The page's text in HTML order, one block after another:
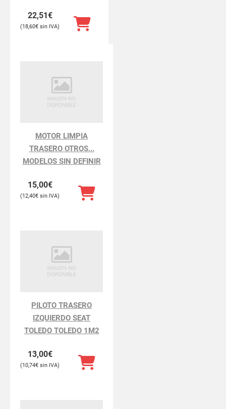
22,51€
18,60€
MOTOR LIMPIA
TRASERO OTROS...
MODELOS SIN DEFINIR
15,00€
12,40€
PILOTO TRASERO
IZQUIERDO SEAT
TOLEDO TOLEDO 1M2
13,00€
10,74€